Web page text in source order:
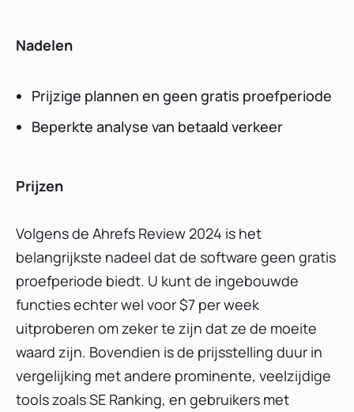
Nadelen
Prijzige plannen en geen gratis proefperiode
Beperkte analyse van betaald verkeer
Prijzen
Volgens de Ahrefs Review 2024 is het
belangrijkste nadeel dat de software geen gratis
proefperiode biedt. U kunt de ingebouwde
functies echter wel voor $7 per week
uitproberen om zeker te zijn dat ze de moeite
waard zijn. Bovendien is de prijsstelling duur in
vergelijking met andere prominente, veelzijdige
tools zoals SE Ranking, en gebruikers met